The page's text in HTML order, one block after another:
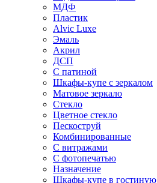
МДФ
Пластик
Alvic Luxe
Эмаль
Акрил
ДСП
С патиной
Шкафы-купе с зеркалом
Матовое зеркало
Стекло
Цветное стекло
Пескоструй
Комбинированные
С витражами
С фотопечатью
Назначение
Шкафы-купе в гостиную